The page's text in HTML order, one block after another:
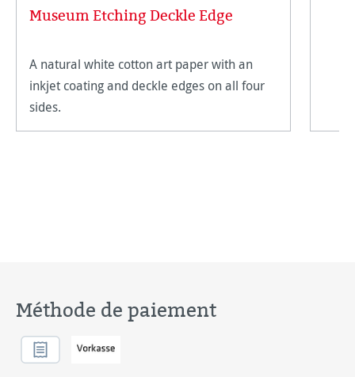
Museum Etching Deckle Edge
A natural white cotton art paper with an
inkjet coating and deckle edges on all four
sides.
Méthode de paiement